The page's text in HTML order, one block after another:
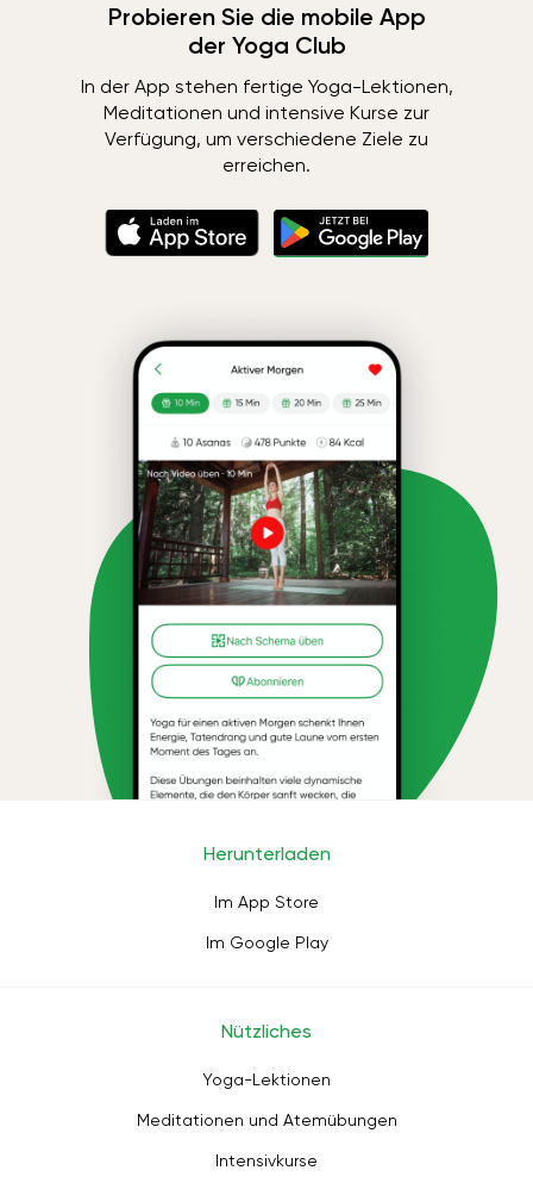
Probieren Sie die mobile App
der Yoga Club
In der App stehen fertige Yoga-Lektionen,
Meditationen und intensive Kurse zur
Verfügung, um verschiedene Ziele zu
erreichen.
Herunterladen
Im App Store
Im Google Play
Nützliches
Yoga-Lektionen
Meditationen und Atemübungen
Intensivkurse